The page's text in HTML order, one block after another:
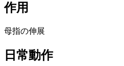
作用
母指の伸展
日常動作